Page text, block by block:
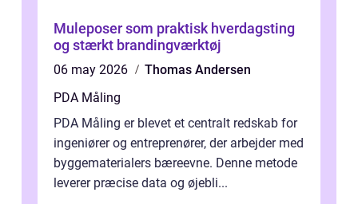
Muleposer som praktisk hverdagsting
og stærkt brandingværktøj
06 may 2026
Thomas Andersen
PDA Måling
PDA Måling er blevet et centralt redskab for
ingeniører og entreprenører, der arbejder med
byggematerialers bæreevne. Denne metode
leverer præcise data og øjebli...